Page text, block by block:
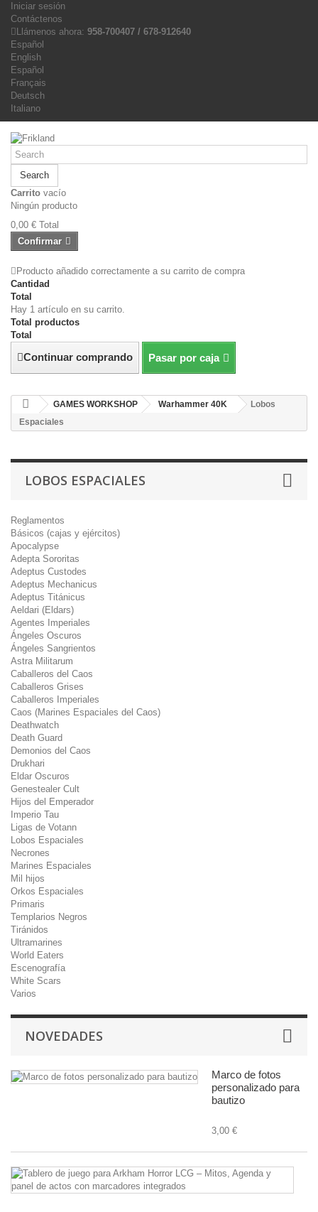
Iniciar sesión
Contáctenos
Llámenos ahora: 958-700407 / 678-912640
Español
English
Español
Français
Deutsch
Italiano
Search
Carrito vacío
Ningún producto
0,00 € Total
Confirmar
Producto añadido correctamente a su carrito de compra
Cantidad
Total
Hay 1 artículo en su carrito.
Total productos
Total
Continuar comprando Pasar por caja
GAMES WORKSHOP Warhammer 40K
Lobos
Espaciales
LOBOS ESPACIALES
Reglamentos
Básicos (cajas y ejércitos)
Apocalypse
Adepta Sororitas
Adeptus Custodes
Adeptus Mechanicus
Adeptus Titánicus
Aeldari (Eldars)
Agentes Imperiales
Ángeles Oscuros
Ángeles Sangrientos
Astra Militarum
Caballeros del Caos
Caballeros Grises
Caballeros Imperiales
Caos (Marines Espaciales del Caos)
Deathwatch
Death Guard
Demonios del Caos
Drukhari
Eldar Oscuros
Genestealer Cult
Hijos del Emperador
Imperio Tau
Ligas de Votann
Lobos Espaciales
Necrones
Marines Espaciales
Mil hijos
Orkos Espaciales
Primaris
Templarios Negros
Tiránidos
Ultramarines
World Eaters
Escenografía
White Scars
Varios
NOVEDADES
Marco de fotos
personalizado para
bautizo
3,00 €